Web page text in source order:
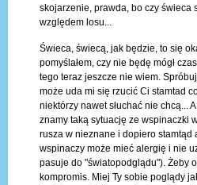
skojarzenie, prawda, bo czy świeca
względem losu...
Świeca, świecą, jak będzie, to się
pomyślałem, czy nie będę mógł
tego teraz jeszcze nie wiem.
może uda mi się rzucić Ci stamtad
niektórzy nawet słuchać nie chcą...
znamy taką sytuację ze wspinaczki
rusza w nieznane i dopiero stamtąd
wspinaczy może mieć alergię i nie
pasuje do "światopodglądu"). Żeby
kompromis. Miej Ty sobie poglądy